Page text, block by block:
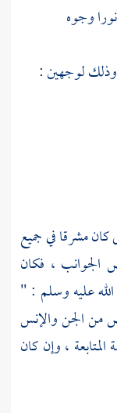
وجوه
وذلك لوجهين :
كان مشرقا في جميع
الجوانب ، فكان
عليه وسلم : "
الجن والإنس
، وإن كان